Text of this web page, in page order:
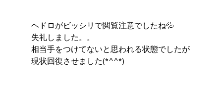
ヘドロがビッシリで閲覧注意でしたね💦
失礼しました。。
相当手をつけてないと思われる状態でしたが
現状回復させました(*^^*)